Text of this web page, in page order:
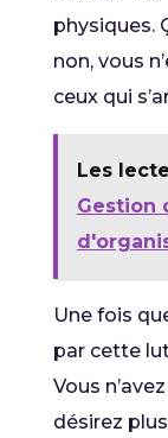
physiques.
non, vous
ceux qui
Les
Gestion
Une fois
par cette
Vous
désirez